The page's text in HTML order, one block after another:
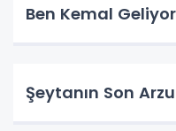
Ben Kemal
Şeytanın Son